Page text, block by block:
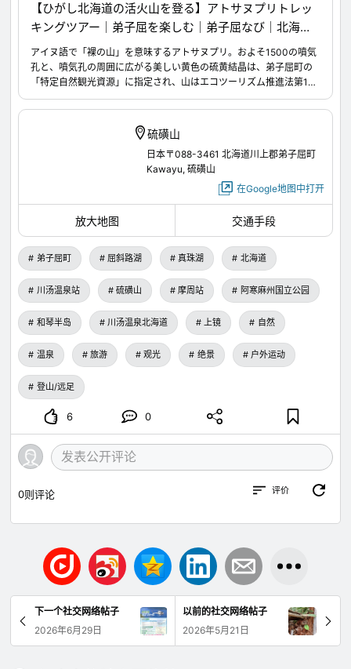
【ひがし北海道の活火山を登る】アトサヌプリトレッ
キングツアー｜弟子屈を楽しむ｜弟子屈なび｜北海道
弟子屈町
アイヌ語で「裸の山」を意味するアトサヌプリ。およそ1500の噴気
孔と、噴気孔の周囲に広がる美しい黄色の硫黄結晶は、弟子屈町の
「特定自然観光資源」に指定され、山はエコツーリズム推進法第19
条に基づく立ち入り制限区域に指定されています。 この場所に立ち
入ることができるのは、弟子屈町のまちづくり団体「てしかがえこ
まち推進協議会」が定める基準をクリアした認定ガイドによるツア
ー参加者のみ。火山らしいダイナミックな風景と迫力ある噴気孔、
硫黄採掘の歴史に触れる遺構など、この場所ならではの特別な光景
が待っています。 本ツアーはエコツーリズムの優れた取り組みを表
彰する環境省と日本エコツーリズム協会が主催し、良質な地域の体
験、情報の提供（2）地域資源の保全と持続的利用に向けた取り組み
（3）地域の振興や活性化への貢献が評価されるエコツーリズム大賞
ます。 ぜひ、アトサヌプリの体験を通じて地球の鼓動を感じてくだ
さい。
硫磺山
日本〒088-3461 北海道川上郡弟子屈町
Kawayu, 硫磺山
在Google地图中打开
放大地图 交通手段
弟子屈町 屈斜路湖 真珠湖 北海道
川汤温泉站 硫磺山 摩周站 阿寒麻州国立公园
和琴半岛 川汤温泉北海道 上镜 自然
温泉 旅游 观光 绝景 户外运动
登山/远足
6 0
0则评论 评价
下一个社交网络帖子
2026年6月29日
以前的社交网络帖子
2026年5月21日